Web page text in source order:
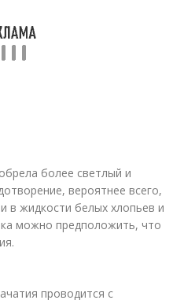
более светлый и
вероятнее всего,
в жидкости белых хлопьев и
можно предположить, что
проводится с